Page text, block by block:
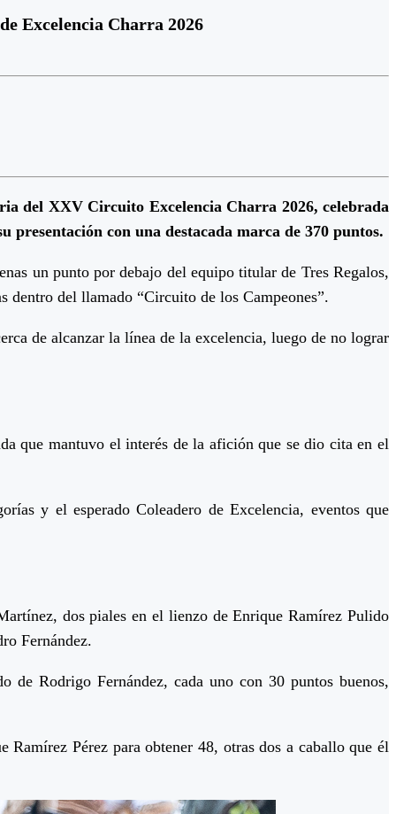
Excelencia Charra 2026
del XXV Circuito Excelencia Charra 2026, celebrada
con una destacada marca de 370 puntos.
un punto por debajo del equipo titular de Tres Regalos,
dentro del llamado “Circuito de los Campeones”.
de alcanzar la línea de la excelencia, luego de no lograr
que mantuvo el interés de la afición que se dio cita en el
y el esperado Coleadero de Excelencia, eventos que
dos piales en el lienzo de Enrique Ramírez Pulido
Fernández.
de Rodrigo Fernández, cada uno con 30 puntos buenos,
Pérez para obtener 48, otras dos a caballo que él